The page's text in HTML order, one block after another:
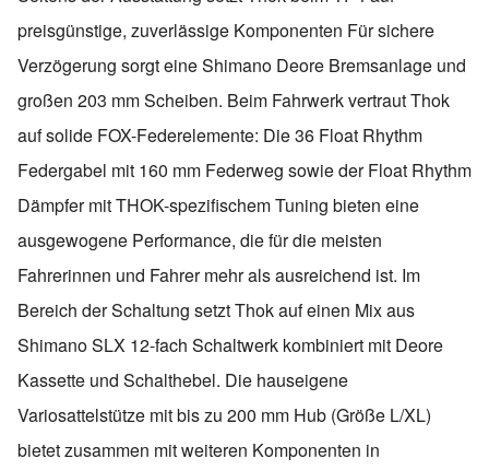
preisgünstige, zuverlässige Komponenten Für sichere
Verzögerung sorgt eine Shimano Deore Bremsanlage und
großen 203 mm Scheiben. Beim Fahrwerk vertraut Thok
auf solide FOX-Federelemente: Die 36 Float Rhythm
Federgabel mit 160 mm Federweg sowie der Float Rhythm
Dämpfer mit THOK-spezifischem Tuning bieten eine
ausgewogene Performance, die für die meisten
Fahrerinnen und Fahrer mehr als ausreichend ist. Im
Bereich der Schaltung setzt Thok auf einen Mix aus
Shimano SLX 12-fach Schaltwerk kombiniert mit Deore
Kassette und Schalthebel. Die hauseigene
Variosattelstütze mit bis zu 200 mm Hub (Größe L/XL)
bietet zusammen mit weiteren Komponenten in